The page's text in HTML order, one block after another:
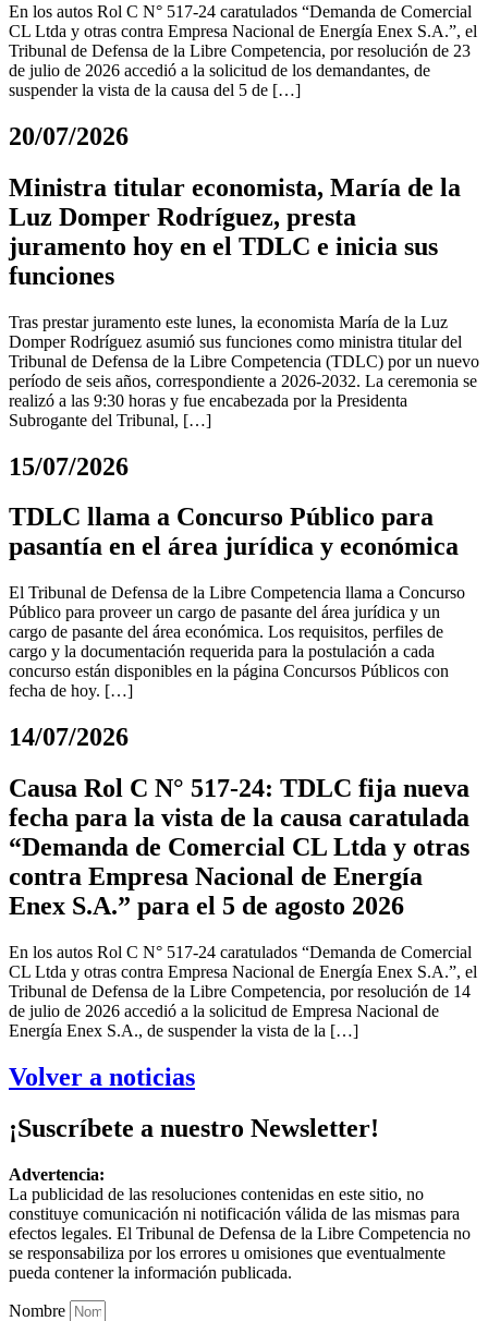
En los autos Rol C N° 517-24 caratulados “Demanda de Comercial
CL Ltda y otras contra Empresa Nacional de Energía Enex S.A.”, el
Tribunal de Defensa de la Libre Competencia, por resolución de 23
de julio de 2026 accedió a la solicitud de los demandantes, de
suspender la vista de la causa del 5 de […]
20/07/2026
Ministra titular economista, María de la
Luz Domper Rodríguez, presta
juramento hoy en el TDLC e inicia sus
funciones
Tras prestar juramento este lunes, la economista María de la Luz
Domper Rodríguez asumió sus funciones como ministra titular del
Tribunal de Defensa de la Libre Competencia (TDLC) por un nuevo
período de seis años, correspondiente a 2026-2032. La ceremonia se
realizó a las 9:30 horas y fue encabezada por la Presidenta
Subrogante del Tribunal, […]
15/07/2026
TDLC llama a Concurso Público para
pasantía en el área jurídica y económica
El Tribunal de Defensa de la Libre Competencia llama a Concurso
Público para proveer un cargo de pasante del área jurídica y un
cargo de pasante del área económica. Los requisitos, perfiles de
cargo y la documentación requerida para la postulación a cada
concurso están disponibles en la página Concursos Públicos con
fecha de hoy. […]
14/07/2026
Causa Rol C N° 517-24: TDLC fija nueva
fecha para la vista de la causa caratulada
“Demanda de Comercial CL Ltda y otras
contra Empresa Nacional de Energía
Enex S.A.” para el 5 de agosto 2026
En los autos Rol C N° 517-24 caratulados “Demanda de Comercial
CL Ltda y otras contra Empresa Nacional de Energía Enex S.A.”, el
Tribunal de Defensa de la Libre Competencia, por resolución de 14
de julio de 2026 accedió a la solicitud de Empresa Nacional de
Energía Enex S.A., de suspender la vista de la […]
Volver a noticias
¡Suscríbete a nuestro Newsletter!
Advertencia:
La publicidad de las resoluciones contenidas en este sitio, no
constituye comunicación ni notificación válida de las mismas para
efectos legales. El Tribunal de Defensa de la Libre Competencia no
se responsabiliza por los errores u omisiones que eventualmente
pueda contener la información publicada.
Nombre